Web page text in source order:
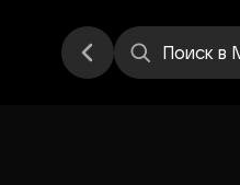
Поиск в